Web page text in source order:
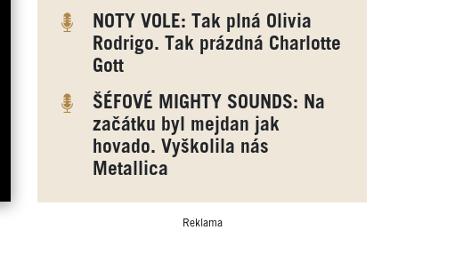
NOTY VOLE: Tak plná Olivia
Rodrigo. Tak prázdná Charlotte
Gott
ŠÉFOVÉ MIGHTY SOUNDS: Na
začátku byl mejdan jak
hovado. Vyškolila nás
Metallica
Reklama